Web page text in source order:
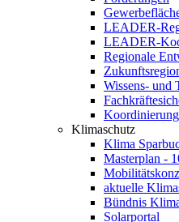
LEADER-
LEADER-
Regionale
Wissens- und
Klimaschutz
Klima
Masterplan -
aktuelle
Bündnis
Solarportal